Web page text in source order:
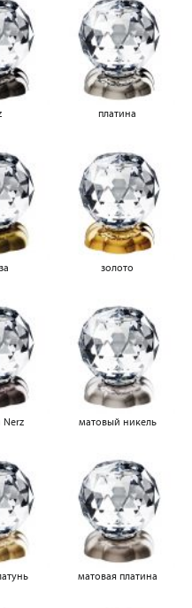
платина
золото
матовый никель
матовая платина